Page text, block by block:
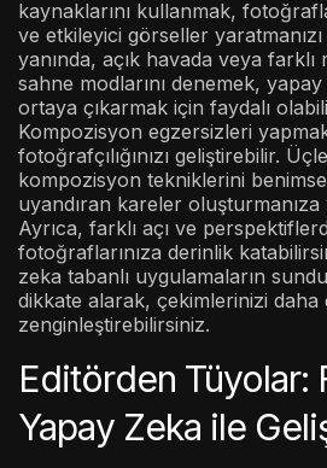
kaynaklarını kullanmak,
ve etkileyici görseller
yanında, açık havada veya farklı
sahne modlarını denemek,
ortaya çıkarmak için faydalı
Kompozisyon egzersizleri
fotoğrafçılığınızı geliştirebilir.
kompozisyon tekniklerini
uyandıran kareler oluşturmanıza
Ayrıca, farklı açı ve
fotoğraflarınıza derinlik
zeka tabanlı uygulamaların
dikkate alarak, çekimlerinizi daha
zenginleştirebilirsiniz.
Editörden Tüyolar:
Yapay Zeka ile